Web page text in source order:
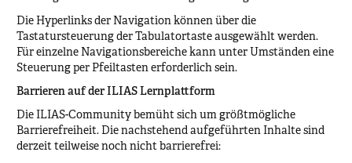
Die Hyperlinks der Navigation können über die
Tastatursteuerung der Tabulatortaste ausgewählt werden.
Für einzelne Navigationsbereiche kann unter Umständen eine
Steuerung per Pfeiltasten erforderlich sein.
Barrieren auf der ILIAS Lernplattform
Die ILIAS-Community bemüht sich um größtmögliche
Barrierefreiheit. Die nachstehend aufgeführten Inhalte sind
derzeit teilweise noch nicht barrierefrei: